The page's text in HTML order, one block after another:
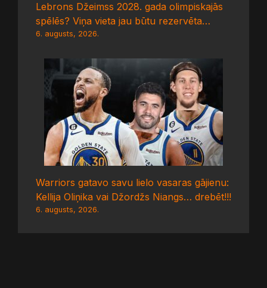
Lebrons Džeimss 2028. gada olimpiskajās
spēlēs? Viņa vieta jau būtu rezervēta…
6. augusts, 2026.
Warriors gatavo savu lielo vasaras gājienu:
Kellija Oliņika vai Džordžs Niangs… drebēt!!!
6. augusts, 2026.